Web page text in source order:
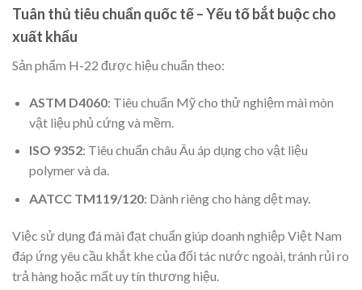
Tuân thủ tiêu chuẩn quốc tế – Yếu tố bắt buộc cho
xuất khẩu
Sản phẩm H-22 được hiệu chuẩn theo:
ASTM D4060: Tiêu chuẩn Mỹ cho thử nghiệm mài mòn
vật liệu phủ cứng và mềm.
ISO 9352: Tiêu chuẩn châu Âu áp dụng cho vật liệu
polymer và da.
AATCC TM119/120: Dành riêng cho hàng dệt may.
Việc sử dụng đá mài đạt chuẩn giúp doanh nghiệp Việt Nam
đáp ứng yêu cầu khắt khe của đối tác nước ngoài, tránh rủi ro
trả hàng hoặc mất uy tín thương hiệu.